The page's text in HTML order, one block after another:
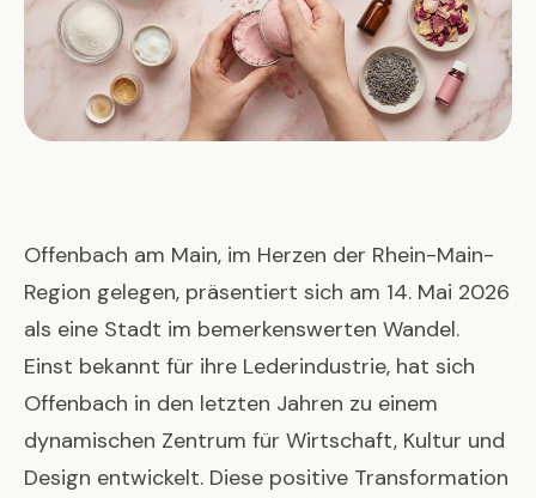
Offenbach am Main, im Herzen der Rhein-Main-
Region gelegen, präsentiert sich am 14. Mai 2026
als eine Stadt im bemerkenswerten Wandel.
Einst bekannt für ihre Lederindustrie, hat sich
Offenbach in den letzten Jahren zu einem
dynamischen Zentrum für Wirtschaft, Kultur und
Design entwickelt. Diese positive Transformation